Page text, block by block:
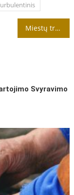
Miestų transporto ir bendrosios eismo bei automobilizacijos problemos
Svyravimo